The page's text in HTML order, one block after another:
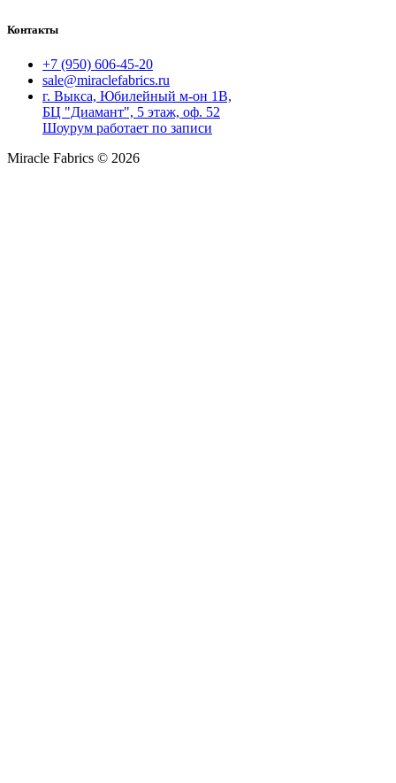
Контакты
+7 (950) 606-45-20
sale@miraclefabrics.ru
г. Выкса, Юбилейный м-он 1В,
БЦ "Диамант", 5 этаж, оф. 52
Шоурум работает по записи
Miracle Fabrics © 2026